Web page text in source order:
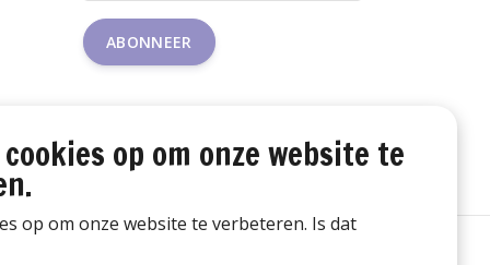
ABONNEER
op om onze website te
op om onze website te verbeteren. Is dat